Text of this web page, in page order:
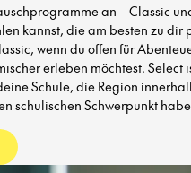
an – Classic
kannst, die am besten zu dir
wenn du offen für
erleben möchtest. Select
Schule, die Region
schulischen Schwerpunkt